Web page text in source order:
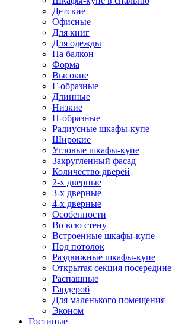
Детские
Офисные
Для книг
Для одежды
На балкон
Форма
Высокие
Г-образные
Длинные
Низкие
П-образные
Радиусные шкафы-купе
Широкие
Угловые шкафы-купе
Закругленный фасад
Количество дверей
2-х дверные
3-х дверные
4-х дверные
Особенности
Во всю стену
Встроенные шкафы-купе
Под потолок
Раздвижные шкафы-купе
Открытая секция посередине
Распашные
Гардероб
Для маленького помещения
Эконом
Гостиные